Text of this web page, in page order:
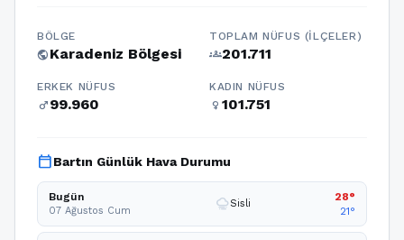
BÖLGE
publicKaradeniz Bölgesi
TOPLAM NÜFUS (İLÇELER)
groups201.711
ERKEK NÜFUS
male99.960
KADIN NÜFUS
female 101.751
calendar_todayBartın Günlük Hava Durumu
Bugün
07 Ağustos Cum foggy Sisli
28°
21°